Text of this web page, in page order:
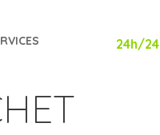
24h/24